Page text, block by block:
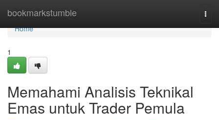
bookmarkstumble
Home
Home
1
Memahami Analisis Teknikal
Emas untuk Trader Pemula